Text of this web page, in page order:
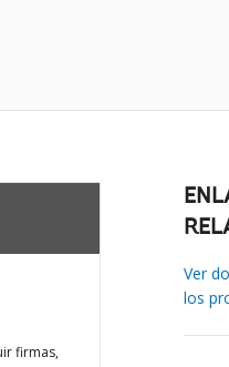
firmas,
Ver
los